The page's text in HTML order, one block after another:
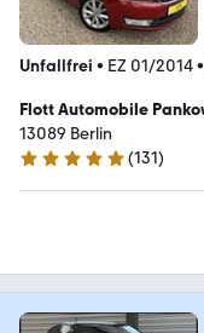
Unfallfrei • EZ 01/2014•
Flott Automobile
13089 Berlin
4.9 Sterne
(131)